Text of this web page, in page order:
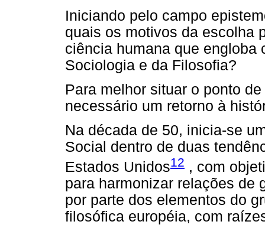
Iniciando pelo campo
quais os motivos da escolha
ciência humana que engloba
Sociologia e da Filosofia?
Para melhor situar o ponto
necessário um retorno à
Na década de 50, inicia-se
Social dentro de duas
Estados Unidos12 , com
para harmonizar relações de
por parte dos elementos do
filosófica européia, com